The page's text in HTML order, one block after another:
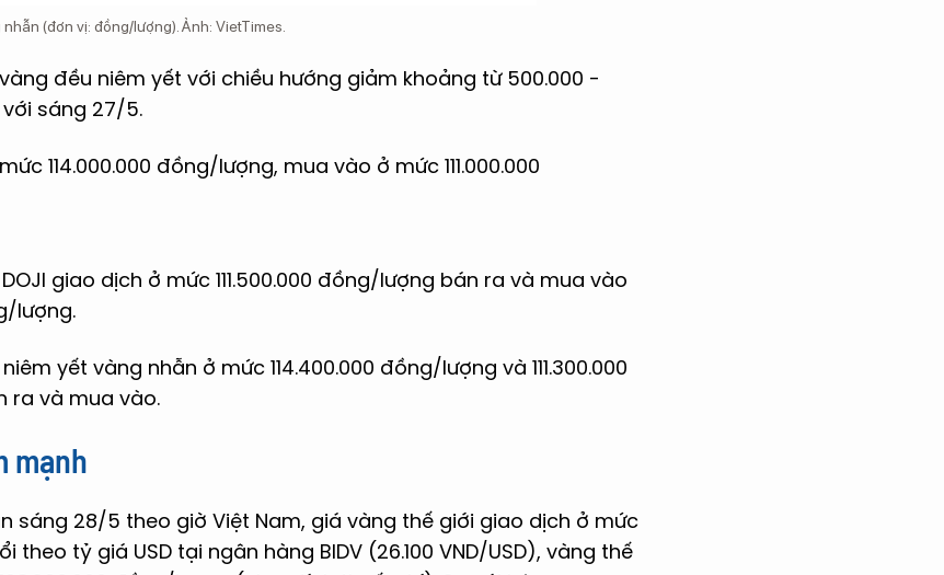
(đơn vị: đồng/lượng). Ảnh: VietTimes.
đều niêm yết với chiều hướng giảm khoảng từ 500.000 -
sáng 27/5.
114.000.000 đồng/lượng, mua vào ở mức 111.000.000
giao dịch ở mức 111.500.000 đồng/lượng bán ra và mua vào
lượng.
yết vàng nhẫn ở mức 114.400.000 đồng/lượng và 111.300.000
ra và mua vào.
mạnh
sáng 28/5 theo giờ Việt Nam, giá vàng thế giới giao dịch ở mức
theo tỷ giá USD tại ngân hàng BIDV (26.100 VND/USD), vàng thế